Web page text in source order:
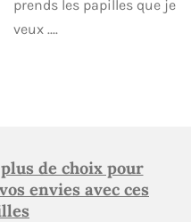
prends les papilles que je
veux ....
de choix pour
envies avec ces